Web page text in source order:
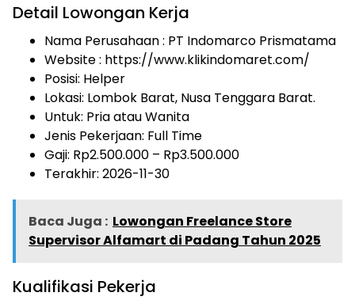
Detail Lowongan Kerja
Nama Perusahaan : PT Indomarco Prismatama
Website : https://www.klikindomaret.com/
Posisi: Helper
Lokasi: Lombok Barat, Nusa Tenggara Barat.
Untuk: Pria atau Wanita
Jenis Pekerjaan: Full Time
Gaji: Rp2.500.000 – Rp3.500.000
Terakhir: 2026-11-30
Baca Juga : Lowongan Freelance Store
Supervisor Alfamart di Padang Tahun 2025
Kualifikasi Pekerja